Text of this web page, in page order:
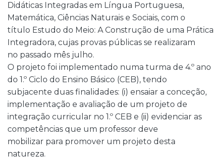
Didáticas Integradas em Língua Portuguesa,
Matemática, Ciências Naturais e Sociais, com o
título Estudo do Meio: A Construção de uma Prática
Integradora, cujas provas públicas se realizaram
no passado mês julho.
O projeto foi implementado numa turma de 4.º ano
do 1.º Ciclo do Ensino Básico (CEB), tendo
subjacente duas finalidades: (i) ensaiar a conceção,
implementação e avaliação de um projeto de
integração curricular no 1.º CEB e (ii) evidenciar as
competências que um professor deve
mobilizar para promover um projeto desta
natureza.